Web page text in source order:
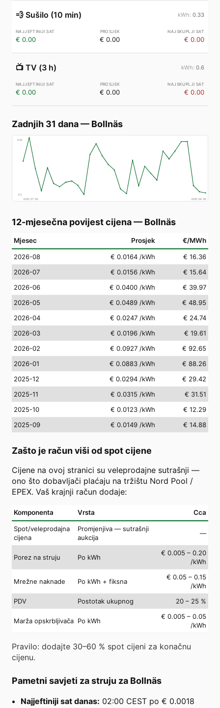
💨 Sušilo (10 min) 0.33
€ 0.00 € 0.00 € 0.00
📺 TV (3 h) 0.6
€ 0.00 € 0.00 € 0.00
Zadnjih 31 dana— Bollnäs
€28
€3
2026-07-09
2026-08-08
12-mjesečna povijest cijena— Bollnäs
Mjesec Prosjek €/MWh
2026-08 € 0.0164 /kWh
€ 16.36
2026-07
€ 0.0156 /kWh
€ 15.64
2026-06
€ 0.0400 /kWh
€ 39.97
2026-05
€ 0.0489 /kWh
€ 48.95
2026-04
€ 0.0247 /kWh
€ 24.74
2026-03
€ 0.0196 /kWh
€ 19.61
2026-02
€ 0.0927 /kWh
€ 92.65
2026-01
€ 0.0883 /kWh
€ 88.26
2025-12
€ 0.0294 /kWh
€ 29.42
2025-11
€ 0.0315 /kWh
€ 31.51
2025-10
€ 0.0123 /kWh
€ 12.29
2025-09
€ 0.0149 /kWh € 14.88
Zašto je račun viši od spot cijene
Cijene na ovoj stranici su veleprodajne sutrašnji —
ono što dobavljači plaćaju na tržištu Nord Pool /
EPEX. Vaš krajnji račun dodaje:
Komponenta Vrsta Cca
Spot/veleprodajna
cijena
Promjenjiva — sutrašnji
aukcija
—
Porez na struju Po kWh
€ 0.005 – 0.20
/kWh
Mrežne naknade Po kWh + fiksna
€ 0.05 – 0.15
/kWh
PDV
Postotak ukupnog 20 – 25 %
Marža opskrbljivača Po kWh
€ 0.005 – 0.05
/kWh
Pravilo: dodajte 30–60 % spot cijeni za konačnu
cijenu.
Pametni savjeti za struju za Bollnäs
Najjeftiniji sat danas: 02:00 CEST po € 0.0018